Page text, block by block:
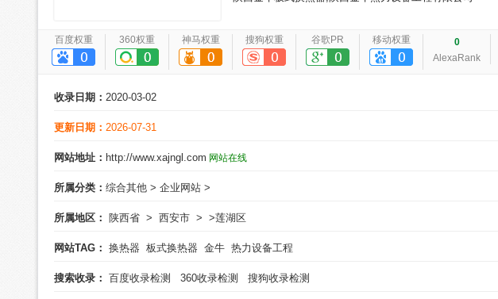
百度权重 360权重 神马权重 搜狗权重 谷歌PR 移动权重
0
AlexaRank
收录日期： 2020-03-02
更新日期： 2026-07-31
网站地址： http://www.xajngl.com 网站在线
所属分类： 综合其他 > 企业网站 >
所属地区： 陕西省 > 西安市 > >莲湖区
网站TAG： 换热器 板式换热器 金牛 热力设备工程
搜索收录： 百度收录检测 360收录检测 搜狗收录检测